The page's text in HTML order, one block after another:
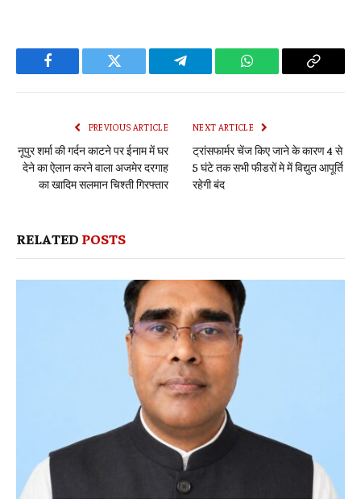
Facebook Twitter Telegram WhatsApp Copy
PREVIOUS ARTICLE
नूपुर शर्मा की गर्दन काटने पर ईनाम में घर
देने का ऐलान करने वाला अजमेर दरगाह
का खादिम सलमान चिश्ती गिरफ्तार
NEXT ARTICLE
ट्रांसफार्मर चेंज किए जाने के कारण 4 से
5 घंटे तक सभी फीडरों मे में विद्युत आपूर्ति
रहेगी बंद
RELATED POSTS